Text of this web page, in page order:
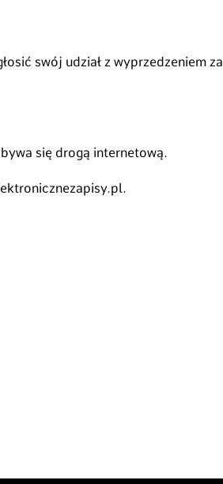
swój udział z wyprzedzeniem za
się drogą internetową.